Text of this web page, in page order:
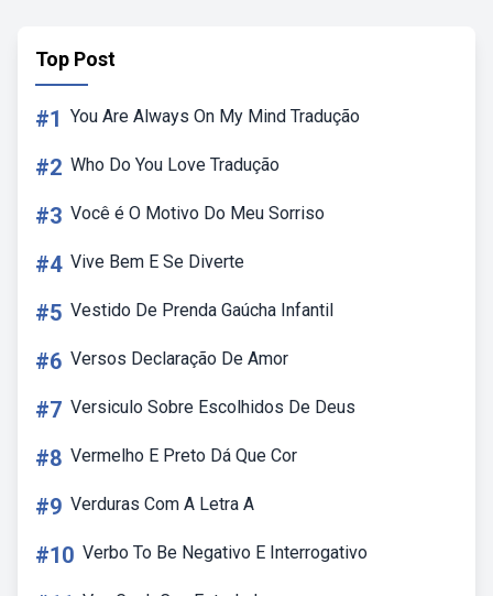
Top Post
#1 You Are Always On My Mind Tradução
#2 Who Do You Love Tradução
#3 Você é O Motivo Do Meu Sorriso
#4 Vive Bem E Se Diverte
#5 Vestido De Prenda Gaúcha Infantil
#6 Versos Declaração De Amor
#7 Versiculo Sobre Escolhidos De Deus
#8 Vermelho E Preto Dá Que Cor
#9 Verduras Com A Letra A
#10 Verbo To Be Negativo E Interrogativo